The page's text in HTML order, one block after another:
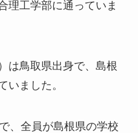
理工学部に通っていま
は鳥取県出身で、島根
いました。
、全員が島根県の学校